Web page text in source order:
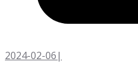
2024-02-06|